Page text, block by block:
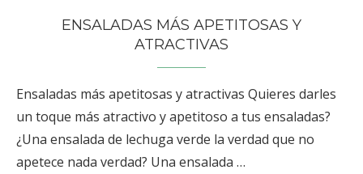
ENSALADAS MÁS APETITOSAS Y
ATRACTIVAS
Ensaladas más apetitosas y atractivas Quieres darles
un toque más atractivo y apetitoso a tus ensaladas?
¿Una ensalada de lechuga verde la verdad que no
apetece nada verdad? Una ensalada …